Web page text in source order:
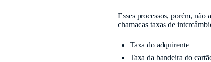
Esses processos, porém, não
chamadas taxas de
Taxa do adquirente
Taxa da bandeira do